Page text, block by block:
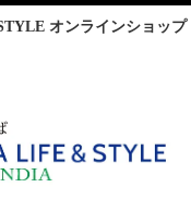
オンラインショップ